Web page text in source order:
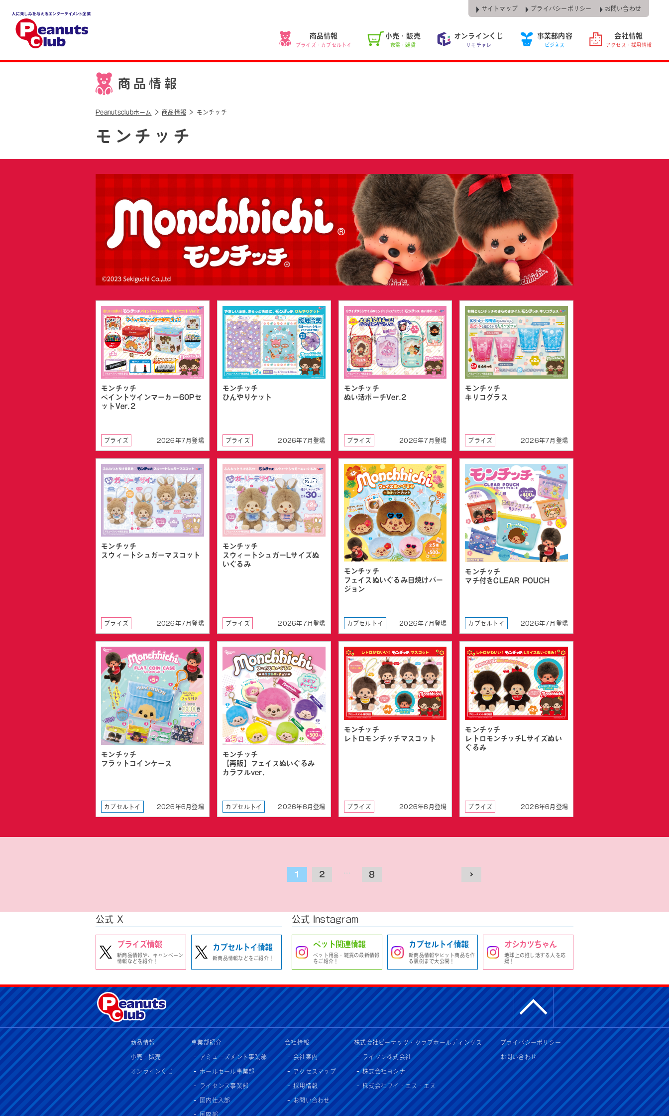
サイトマップ プライバシーポリシー お問い合わせ
商品情報
プライズ・カプセルトイ
小売・販売
家電・雑貨
オンラインくじ
リモチャレ
事業部内容
ビジネス
会社情報
アクセス・採用情報
商品情報
Peanutsclubホーム 商品情報 モンチッチ
モンチッチ
モンチッチ
ペイントツインマーカー60Pセ
ットVer.2
プライズ 2026年7月登場
モンチッチ
ひんやりケット
プライズ 2026年7月登場
モンチッチ
ぬい活ポーチVer.2
プライズ 2026年7月登場
モンチッチ
キリコグラス
プライズ 2026年7月登場
モンチッチ
スウィートシュガーマスコット
プライズ 2026年7月登場
モンチッチ
スウィートシュガーLサイズぬ
いぐるみ
プライズ 2026年7月登場
モンチッチ
フェイスぬいぐるみ日焼けバー
ジョン
カプセルトイ 2026年7月登場
モンチッチ
マチ付きCLEAR POUCH
カプセルトイ 2026年7月登場
モンチッチ
フラットコインケース
カプセルトイ 2026年6月登場
モンチッチ
【再販】フェイスぬいぐるみ
カラフルver.
カプセルトイ 2026年6月登場
モンチッチ
レトロモンチッチマスコット
プライズ 2026年6月登場
モンチッチ
レトロモンチッチLサイズぬい
ぐるみ
プライズ 2026年6月登場
1 2 … 8
公式 X
プライズ情報
新商品情報や、キャンペーン
情報などを紹介！
カプセルトイ情報
新商品情報などをご紹介！
公式 Instagram
ペット関連情報
ペット用品・雑貨の最新情報
をご紹介！
カプセルトイ情報
新商品情報やヒット商品を作
る裏側まで大公開！
オシカツちゃん
地球上の推し活する人を応
援！
商品情報
小売・販売
オンラインくじ
事業部紹介
アミューズメント事業部
ホールセール事業部
ライセンス事業部
国内仕入部
国際部
会社情報
会社案内
アクセスマップ
採用情報
お問い合わせ
株式会社ピーナッツ・クラブホールディングス
ライソン株式会社
株式会社ヨシナ
株式会社ワイ・エス・エヌ
プライバシーポリシー
お問い合わせ